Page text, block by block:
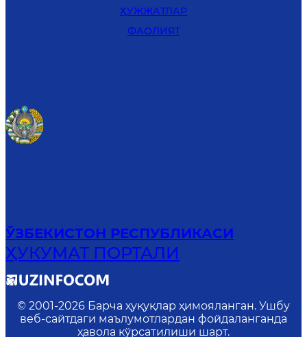
ҲУЖЖАТЛАР
ФАОЛИЯТ
ЎЗБЕКИСТОН РЕСПУБЛИКАСИ
ҲУКУМАТ ПОРТАЛИ
© 2001-2026 Барча ҳуқуқлар ҳимояланган. Ушбу
веб-сайтдаги маълумотлардан фойдаланганда
ҳавола кўрсатилиши шарт.